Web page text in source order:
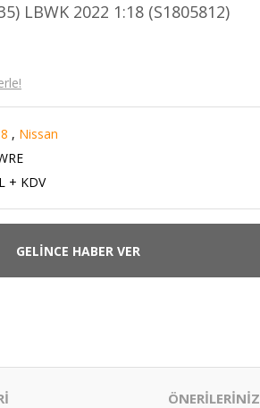
LBWK 2022 1:18 (S1805812)
, Nissan
+ KDV
GELİNCE HABER VER
ÖNERİLERİNİZ